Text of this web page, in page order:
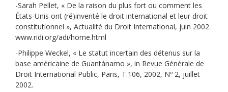
-Sarah Pellet, « De la raison du plus fort ou comment les
États-Unis ont (ré)inventé le droit international et leur droit
constitutionnel », Actualité du Droit International, juin 2002.
www.ridi.org/adi/home.html
-Philippe Weckel, « Le statut incertain des détenus sur la
base américaine de Guantánamo », in Revue Générale de
Droit International Public, Paris, T.106, 2002, Nº 2, juillet
2002.